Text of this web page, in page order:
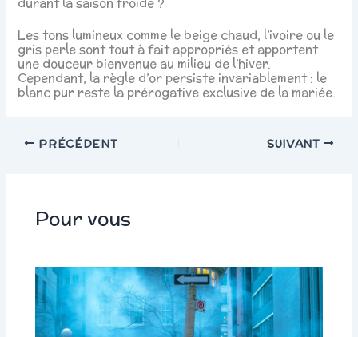
Les tons lumineux comme le beige chaud, l’ivoire ou le
gris perle sont tout à fait appropriés et apportent
une douceur bienvenue au milieu de l’hiver.
Cependant, la règle d’or persiste invariablement : le
blanc pur reste la prérogative exclusive de la mariée.
PRÉCÉDENT SUIVANT
Pour vous